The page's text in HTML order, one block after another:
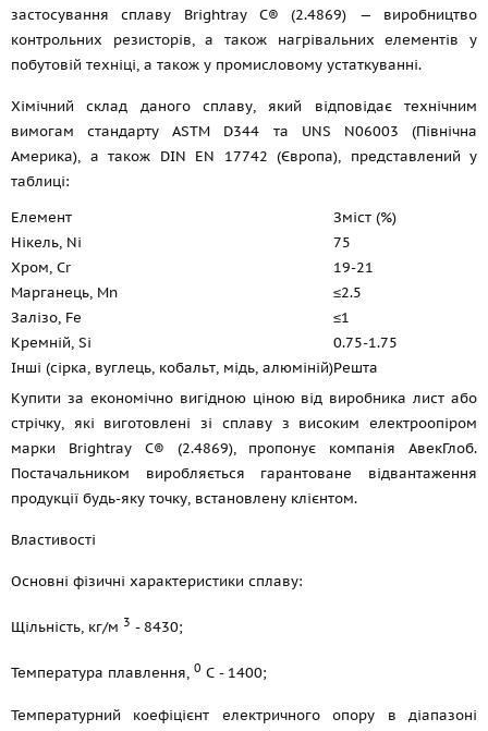
застосування сплаву Brightray C® (2.4869) — виробництво
контрольних резисторів, а також нагрівальних елементів у
побутовій техніці, а також у промисловому устаткуванні.
Хімічний склад даного сплаву, який відповідає технічним
вимогам стандарту ASTM D344 та UNS N06003 (Північна
Америка), а також DIN EN 17742 (Європа), представлений у
таблиці:
Елемент
Зміст (%)
Нікель, Ni
75
Хром, Cr
19-21
Марганець, Mn
≤2.5
Залізо, Fe
≤1
Кремній, Si
0.75-1.75
Інші (сірка, вуглець, кобальт, мідь, алюміній)Решта
Купити за економічно вигідною ціною від виробника лист або
стрічку, які виготовлені зі сплаву з високим електроопіром
марки Brightray C® (2.4869), пропонує компанія АвекГлоб.
Постачальником виробляється гарантоване відвантаження
продукції будь-яку точку, встановлену клієнтом.
Властивості
Основні фізичні характеристики сплаву:
Щільність, кг/м 3 - 8430;
Температура плавлення, 0 С - 1400;
Температурний коефіцієнт електричного опору в діапазоні